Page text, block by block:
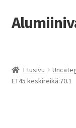
Siirry
navigointiin
Siirry
sisältöön
Kauppa
Etusivu
ET45 keskireikä:70.1